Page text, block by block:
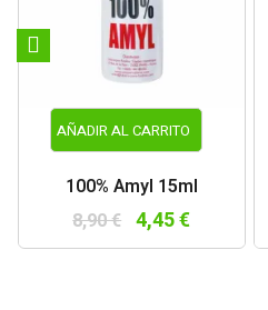
AÑADIR AL CARRITO
100% Amyl 15ml
8,90 € 4,45 €